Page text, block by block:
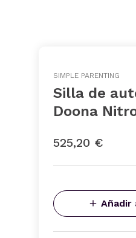
SIMPLE PARENTING
Silla de
Doona
525,20 €
Añadir